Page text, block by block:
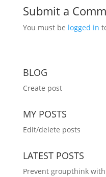
Submit a
You must be logged in
BLOG
Create post
MY POSTS
Edit/delete posts
LATEST POSTS
Prevent groupthink with